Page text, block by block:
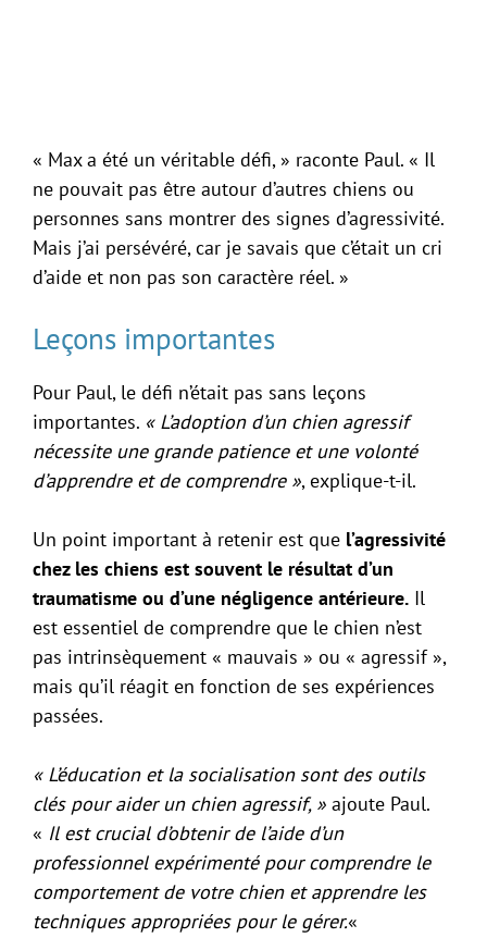
« Max a été un véritable défi, » raconte Paul. « Il
ne pouvait pas être autour d’autres chiens ou
personnes sans montrer des signes d’agressivité.
Mais j’ai persévéré, car je savais que c’était un cri
d’aide et non pas son caractère réel. »
Leçons importantes
Pour Paul, le défi n’était pas sans leçons
importantes. « L’adoption d’un chien agressif
nécessite une grande patience et une volonté
d’apprendre et de comprendre », explique-t-il.
Un point important à retenir est que l’agressivité
chez les chiens est souvent le résultat d’un
traumatisme ou d’une négligence antérieure. Il
est essentiel de comprendre que le chien n’est
pas intrinsèquement « mauvais » ou « agressif »,
mais qu’il réagit en fonction de ses expériences
passées.
« L’éducation et la socialisation sont des outils
clés pour aider un chien agressif, » ajoute Paul.
« Il est crucial d’obtenir de l’aide d’un
professionnel expérimenté pour comprendre le
comportement de votre chien et apprendre les
techniques appropriées pour le gérer.«